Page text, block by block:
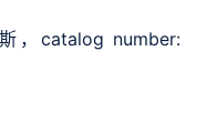
，catalog number: